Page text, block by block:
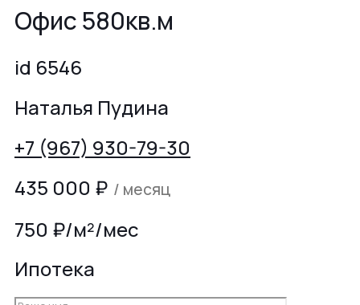
Офис 580кв.м
id 6546
Наталья Пудина
+7 (967) 930-79-30
435 000 ₽ / месяц
750 ₽/м²/мес
Ипотека